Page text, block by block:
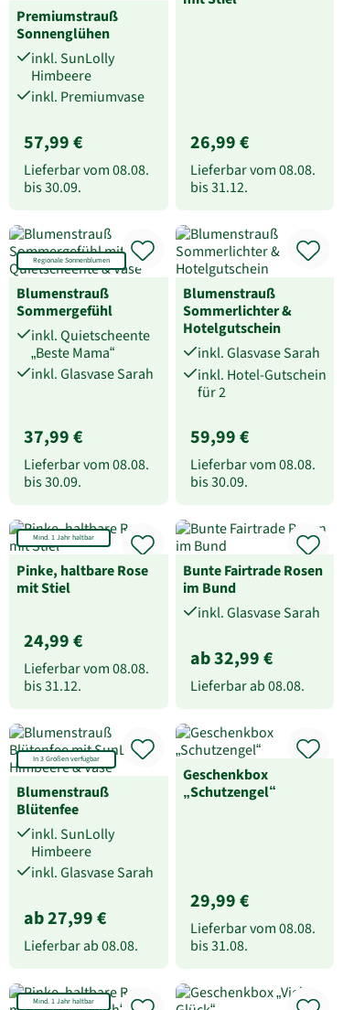
Premiumstrauß
Sonnenglühen
inkl. SunLolly
Himbeere
inkl. Premiumvase
57,99 €
Lieferbar vom08.08.
bis30.09.
26,99 €
Lieferbar vom08.08.
bis31.12.
Regionale Sonnenblumen
Blumenstrauß
Sommergefühl
inkl. Quietscheente
„Beste Mama“
inkl. Glasvase Sarah
37,99 €
Lieferbar vom08.08.
bis30.09.
Blumenstrauß
Sommerlichter &
Hotelgutschein
inkl. Glasvase Sarah
inkl. Hotel-Gutschein
für 2
59,99 €
Lieferbar vom08.08.
bis30.09.
Mind. 1 Jahr haltbar
Pinke, haltbare Rose
mit Stiel
24,99 €
Lieferbar vom08.08.
bis31.12.
Bunte Fairtrade Rosen
im Bund
inkl. Glasvase Sarah
ab 32,99 €
Lieferbar ab08.08.
In 3 Größen verfügbar
Blumenstrauß
Blütenfee
inkl. SunLolly
Himbeere
inkl. Glasvase Sarah
ab 27,99 €
Lieferbar ab08.08.
Geschenkbox
„Schutzengel“
29,99 €
Lieferbar vom08.08.
bis31.08.
Mind. 1 Jahr haltbar